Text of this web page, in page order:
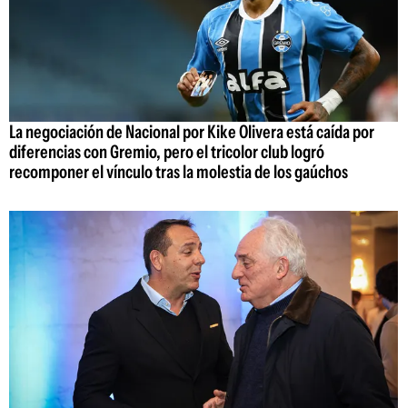
La negociación de Nacional por Kike Olivera está caída por
diferencias con Gremio, pero el tricolor club logró
recomponer el vínculo tras la molestia de los gaúchos